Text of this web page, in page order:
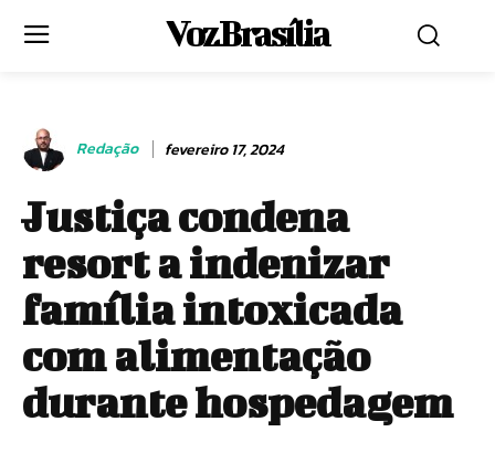
Voz Brasília
Redação fevereiro 17, 2024
Justiça condena
resort a indenizar
família intoxicada
com alimentação
durante hospedagem